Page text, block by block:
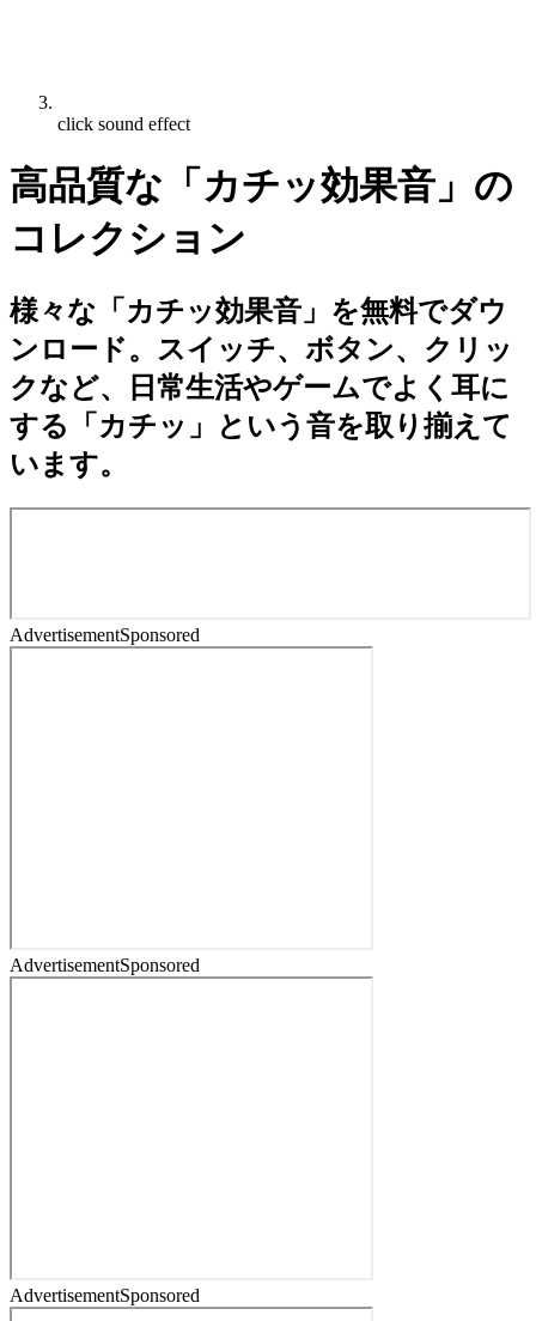
click sound effect
高品質な「カチッ効果音」の
コレクション
様々な「カチッ効果音」を無料でダウ
ンロード。スイッチ、ボタン、クリッ
クなど、日常生活やゲームでよく耳に
する「カチッ」という音を取り揃えて
います。
AdvertisementSponsored
AdvertisementSponsored
AdvertisementSponsored